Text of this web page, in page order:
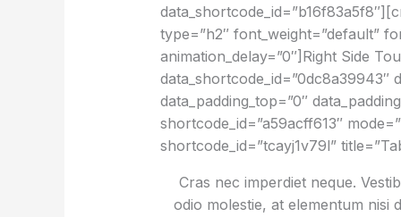
type=”h2″ font_weight=”default”
animation_delay=”0″]Right Side
data_shortcode_id=”0dc8a39943″
data_padding_top=”0″
shortcode_id=”a59acff613″
shortcode_id=”tcayj1v79l”
Cras nec imperdiet neque.
odio molestie, at elementum nisi